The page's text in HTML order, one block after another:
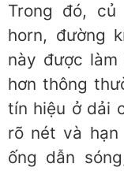
Trong đó,
horn, đường
này được
hơn thông
tín hiệu ở dải
rõ nét và hạn
ống dẫn